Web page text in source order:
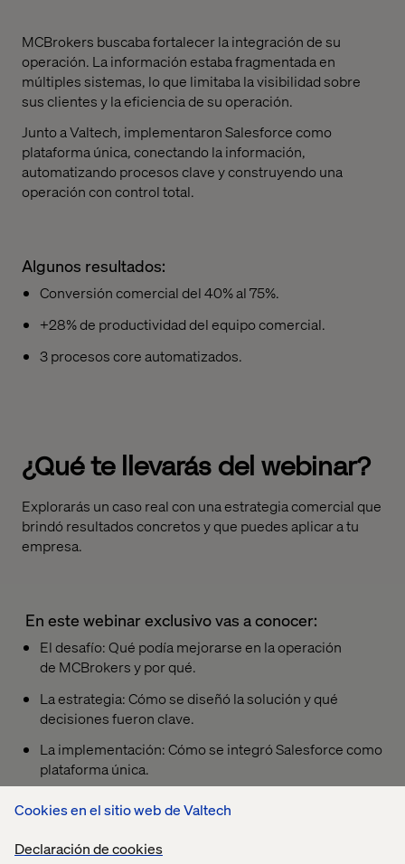
Cookies en el sitio web de Valtech
Declaración de cookies
MCBrokers buscaba fortalecer la integración de su
operación. La información estaba fragmentada en
múltiples sistemas, lo que limitaba la visibilidad sobre
sus clientes y la eficiencia de su operación.
Junto aValtech, implementaron Salesforce como
plataforma única, conectando la información,
automatizando procesos clave y construyendo una
operación con control total.
Algunos resultados:
Conversión comercial del 40% al 75%.
+28% de productividad del equipo comercial.
3 procesoscoreautomatizados.
¿Qué te llevarás del webinar?
Explorarás un caso real con una estrategiacomercialque
brindóresultados concretos y que puedes aplicar a tu
empresa.
En este webinarexclusivo vas a conocer:
El desafío: Qué podía mejorarseen la operación
de MCBrokersy por qué.
La estrategia: Cómo se diseñó la solución y qué
decisiones fueron clave.
La implementación: Cómo se integró Salesforce como
plataforma única.
El impacto: métricas reales de impacto comercial y
operativo.